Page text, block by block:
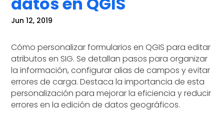
Jun 12, 2019
Cómo personalizar formularios en QGIS para editar
atributos en SIG. Se detallan pasos para organizar
la información, configurar alias de campos y evitar
errores de carga. Destaca la importancia de esta
personalización para mejorar la eficiencia y reducir
errores en la edición de datos geográficos.